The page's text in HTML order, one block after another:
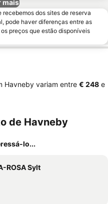
mais
dos sites de reserva
pode haver diferenças entre as
preços que estão disponíveis
Havneby variam entre ‎€ 248 e
de Havneby
lo...
ROSA Sylt